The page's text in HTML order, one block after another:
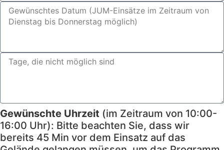
Gewünschte Uhrzeit (im Zeitraum von 10:00-
16:00 Uhr): Bitte beachten Sie, dass wir
bereits 45 Min vor dem Einsatz auf das